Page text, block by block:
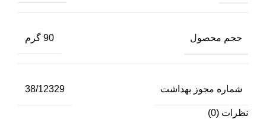
حجم محصول 90 گرم
شماره مجوز بهداشت 38/12329
نظرات (0)